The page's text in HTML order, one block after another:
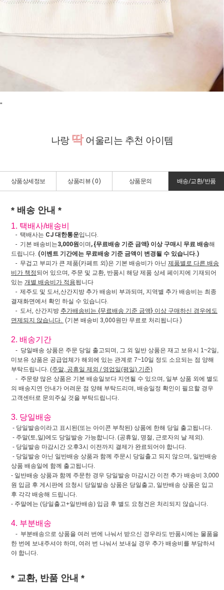
"
나랑 딱어울리는 추천 아이템
상품상세정보 상품리뷰 ( 0) 상품문의 배송/교환/반품
* 배송 안내 *
1. 택배사/배송비
- 택배사는 CJ 대한통운입니다.
- 기본 배송비는3,000원이며 , {무료배송 기준 금액} 이상 구매시 무료 배송해
드립니다. (이벤트 기간에는 무료배송 기준 금액이 변경될 수 있습니다.)
- 무겁고 부피가 큰 제품(카페트 외)은 기본 배송비가 아닌 제품별로 다른 배송
비가 책정되어 있으며, 주문 및 교환, 반품시 해당 제품 상세 페이지에 기재되어
있는 개별 배송비가 적용됩니다
- 제주도 및 도서,산간지방 추가 배송비 부과되며, 지역별 추가 배송비는 최종
결재화면에서 확인 하실 수 있습니다.
- 도서, 산간지방 추가배송비는 {무료배송 기준 금액} 이상 구매하신 경우에도
면제되지 않습니다. (기본 배송비 3,000원만 무료로 처리됩니다.)
2. 배송기간
- 당일배송 상품은 주문 당일 출고되며, 그 외 일반 상품은 재고 보유시 1~2일,
미보유 상품은 공급업체가 해외에 있는 관계로 7~10일 정도 소요되는 점 양해
부탁드립니다. (주말, 공휴일 제외 / 영업일(평일) 기준)
- 주문량 많은 상품은 기본 배송일보다 지연될 수 있으며, 일부 상품 외에 별도
의 배송지연 안내가 어려운 점 양해 부탁드리며, 배송일정 확인이 필요할 경우
고객센터로 문의주실 것을 부탁드립니다.
3. 당일배송
- 당일발송이라고 표시된(또는 아이콘 부착된) 상품에 한해 당일 출고됩니다.
- 주말(토,일)에도 당일발송 가능합니다. (공휴일, 명절, 근로자의 날 제외).
- 당일발송 마감시간 오후3시 이전까지 결제가 완료되어야 합니다.
- 당일발송 아닌 일반배송 상품과 함께 주문시 당일출고 되지 않으며, 일반배송
상품 배송일에 함께 출고됩니다.
- 일반배송 상품과 함께 주문한 경우 당일발송 마감시간 이전 추가 배송비 3,000
원 입금 후 게시판에 요청시 당일발송 상품은 당일출고, 일반배송 상품은 입고
후 각각 배송해 드립니다.
- 주말에는 (당일출고+일반배송) 입금 후 별도 요청건은 처리되지 않습니다.
4. 부분배송
- 부분배송으로 상품을 여러 번에 나눠서 받으신 경우라도 반품시에는 물품을
한 번에 보내주셔야 하며, 여러 번 나눠서 보내실 경우 추가 배송비를 부담하셔
야 합니다.
* 교환, 반품 안내 *